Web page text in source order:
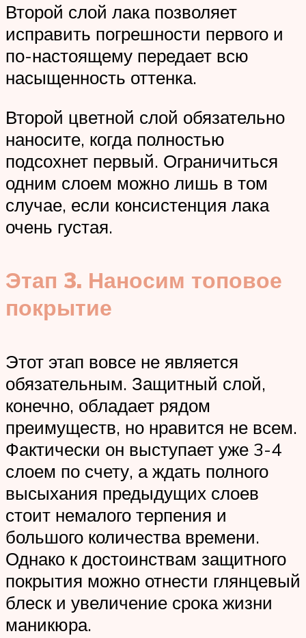
Второй слой лака позволяет
исправить погрешности первого и
по-настоящему передает всю
насыщенность оттенка.
Второй цветной слой обязательно
наносите, когда полностью
подсохнет первый. Ограничиться
одним слоем можно лишь в том
случае, если консистенция лака
очень густая.
Этап 3. Наносим топовое
покрытие
Этот этап вовсе не является
обязательным. Защитный слой,
конечно, обладает рядом
преимуществ, но нравится не всем.
Фактически он выступает уже 3-4
слоем по счету, а ждать полного
высыхания предыдущих слоев
стоит немалого терпения и
большого количества времени.
Однако к достоинствам защитного
покрытия можно отнести глянцевый
блеск и увеличение срока жизни
маникюра.